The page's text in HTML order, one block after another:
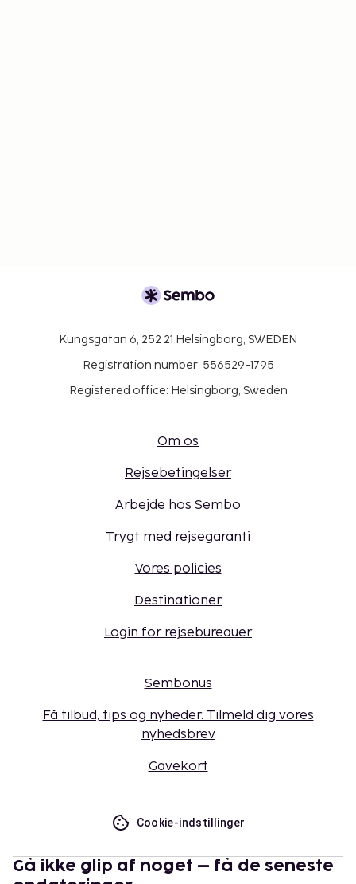
Kungsgatan 6, 252 21 Helsingborg, SWEDEN
Registration number: 556529-1795
Registered office: Helsingborg, Sweden
Om os
Rejsebetingelser
Arbejde hos Sembo
Trygt med rejsegaranti
Vores policies
Destinationer
Login for rejsebureauer
Sembonus
Få tilbud, tips og nyheder. Tilmeld dig vores
nyhedsbrev
Gavekort
Cookie-indstillinger
Gå ikke glip af noget – få de seneste